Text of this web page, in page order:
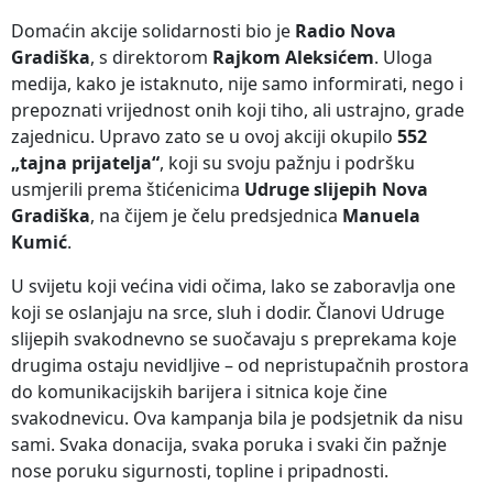
Domaćin akcije solidarnosti bio je Radio Nova
Gradiška, s direktorom Rajkom Aleksićem. Uloga
medija, kako je istaknuto, nije samo informirati, nego i
prepoznati vrijednost onih koji tiho, ali ustrajno, grade
zajednicu. Upravo zato se u ovoj akciji okupilo 552
„tajna prijatelja“, koji su svoju pažnju i podršku
usmjerili prema štićenicima Udruge slijepih Nova
Gradiška, na čijem je čelu predsjednica Manuela
Kumić.
U svijetu koji većina vidi očima, lako se zaboravlja one
koji se oslanjaju na srce, sluh i dodir. Članovi Udruge
slijepih svakodnevno se suočavaju s preprekama koje
drugima ostaju nevidljive – od nepristupačnih prostora
do komunikacijskih barijera i sitnica koje čine
svakodnevicu. Ova kampanja bila je podsjetnik da nisu
sami. Svaka donacija, svaka poruka i svaki čin pažnje
nose poruku sigurnosti, topline i pripadnosti.